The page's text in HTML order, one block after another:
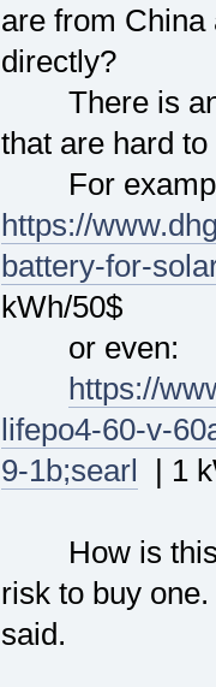
are from China
directly?
There is an
that are hard
For
https://
battery-for-
kWh/50$
or even:
https://
lifepo4-60-v-
9-1b;searl | 1
How is this
risk to buy
said.